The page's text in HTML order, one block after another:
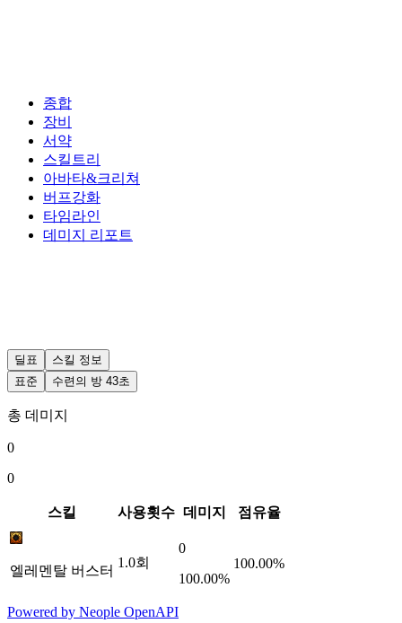
종합
장비
서약
스킬트리
아바타&크리쳐
버프강화
타임라인
데미지 리포트
딜표
스킬 정보
표준
수련의 방 43초
총 데미지
0
0
스킬 사용횟수 데미지 점유율
엘레멘탈 버스터
1.0회
0
100.00%
100.00%
Powered by Neople OpenAPI